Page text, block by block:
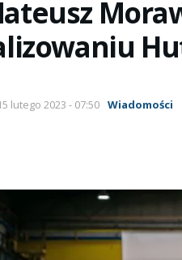
lutego 2023 - 07:50 Wiadomości